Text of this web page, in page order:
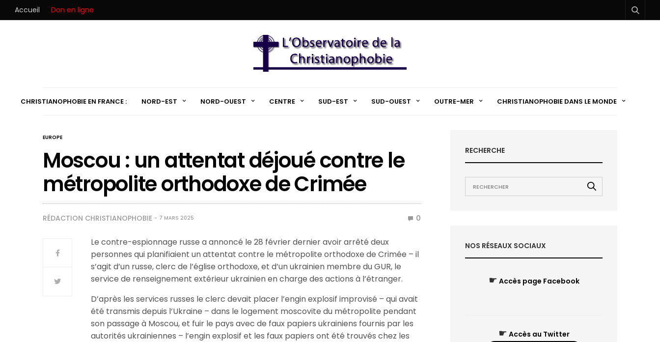
Accueil Don en ligne
CHRISTIANOPHOBIE EN FRANCE : NORD-EST NORD-OUEST CENTRE SUD-EST SUD-OUEST OUTRE-MER CHRISTIANOPHOBIE DANS LE MONDE
EUROPE
Moscou : un attentat déjoué contre le
métropolite orthodoxe de Crimée
RÉDACTION CHRISTIANOPHOBIE 7 MARS 2025 0
Le contre-espionnage russe a annoncé le 28 février dernier avoir arrêté deux
personnes qui planifiaient un attentat contre le métropolite orthodoxe de Crimée – il
s’agit d’un russe, clerc de l’église orthodoxe, et d’un ukrainien membre du GUR, le
service de renseignement extérieur ukrainien en charge des actions à l’étranger.
D’après les services russes le clerc devait placer l’engin explosif improvisé – qui avait
été transmis depuis l’Ukraine – dans le logement moscovite du métropolite pendant
son passage à Moscou, et fuir le pays avec de faux papiers ukrainiens fournis par les
autorités ukrainiennes – l’engin explosif et les faux papiers ont été trouvés chez les
RECHERCHE
NOS RÉSEAUX SOCIAUX
☛ Accès page Facebook
☛ Accès au Twitter